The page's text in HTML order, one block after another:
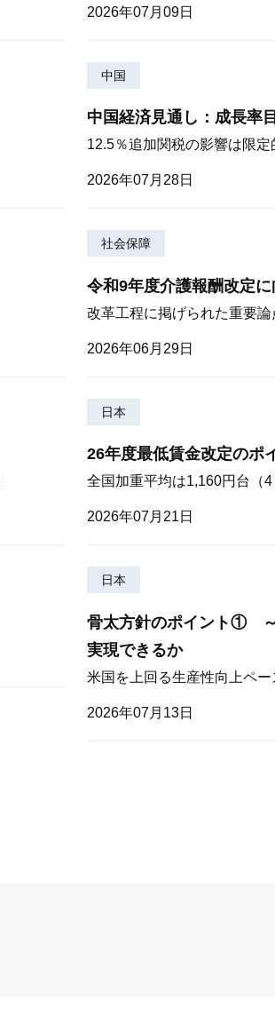
2026年07月09日
中国
中国経済見通し：成長率
12.5％追加関税の影響は限
2026年07月28日
社会保障
令和9年度介護報酬改定
改革工程に掲げられた重要
2026年06月29日
日本
26年度最低賃金改定のポ
全国加重平均は1,160円台（
2026年07月21日
日本
骨太方針のポイント① ～
実現できるか
米国を上回る生産性向上ペ
2026年07月13日